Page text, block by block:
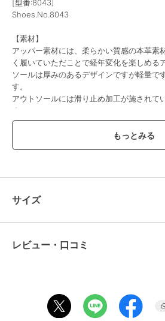
[型番:8043]
Shoes.No.8043
【素材】
アッパー素材には、柔らかい質感の本革素
く履いていただことで経年変化を楽しめる
ソールは厚みのあるデザインですが軽量で
す。
アウトソールには滑り止め加工が施されて
す。
シンプルなデザインのアーモンドトゥのシ
ダウンしてくれます。
ズでした。
汗や雨などで濡れた場合、色移りする場合
持のため、できるだけ濡らさないようご注
サイズ
レビュー・口コミ